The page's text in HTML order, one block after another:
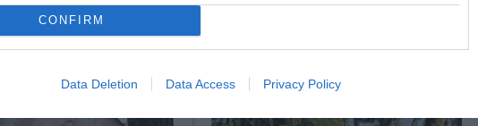
CONFIRM
Data Deletion Data Access Privacy Policy